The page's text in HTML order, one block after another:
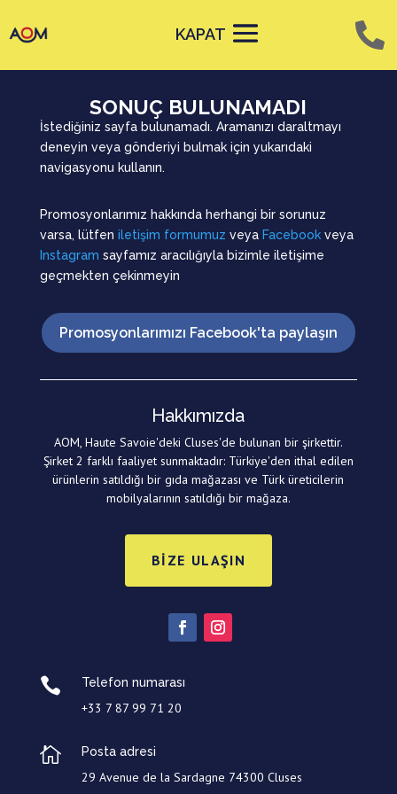
KAPAT
SONUÇ BULUNAMADI
İstediğiniz sayfa bulunamadı. Aramanızı daraltmayı
deneyin veya gönderiyi bulmak için yukarıdaki
navigasyonu kullanın.
Promosyonlarımız hakkında herhangi bir sorunuz
varsa, lütfen iletişim formumuz veya Facebookveya
Instagram sayfamız aracılığıyla bizimle iletişime
geçmekten çekinmeyin
Promosyonlarımızı Facebook'ta paylaşın
Hakkımızda
AOM, Haute Savoie'deki Cluses'de bulunan bir şirkettir.
Şirket 2 farklı faaliyet sunmaktadır: Türkiye'den ithal edilen
ürünlerin satıldığı bir gıda mağazası ve Türk üreticilerin
mobilyalarının satıldığı bir mağaza.
BIZE ULAŞIN
 Telefon numarası
+33 7 87 99 71 20
 Posta adresi
29 Avenue de la Sardagne 74300 Cluses